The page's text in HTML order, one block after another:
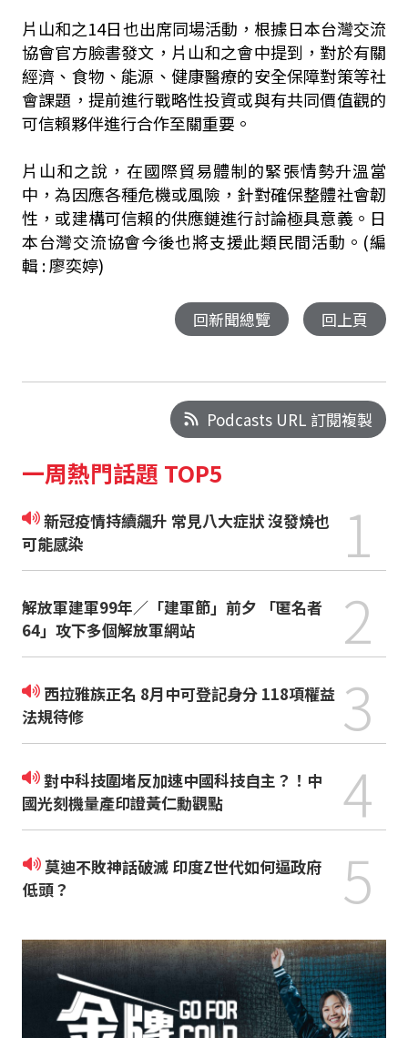
片山和之14日也出席同場活動，根據日本台灣交流
協會官方臉書發文，片山和之會中提到，對於有關
經濟、食物、能源、健康醫療的安全保障對策等社
會課題，提前進行戰略性投資或與有共同價值觀的
可信賴夥伴進行合作至關重要。
片山和之說，在國際貿易體制的緊張情勢升溫當
中，為因應各種危機或風險，針對確保整體社會韌
性，或建構可信賴的供應鏈進行討論極具意義。日
本台灣交流協會今後也將支援此類民間活動。(編
輯 : 廖奕婷)
回新聞總覽 回上頁
Podcasts URL 訂閱複製
一周熱門話題 TOP5
新冠疫情持續飆升 常見八大症狀 沒發燒也
可能感染
1
解放軍建軍99年／「建軍節」前夕 「匿名者
64」攻下多個解放軍網站
2
西拉雅族正名 8月中可登記身分 118項權益
法規待修
3
對中科技圍堵反加速中國科技自主？！中
國光刻機量產印證黃仁勳觀點
4
莫迪不敗神話破滅 印度Z世代如何逼政府
低頭？
5